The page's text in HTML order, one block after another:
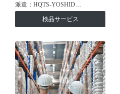
派遣：HQTS-YOSHID…
検品サービス